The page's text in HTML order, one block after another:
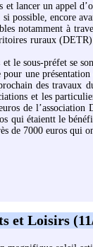
lancer un appel
possible, encore
notamment à
ruraux
le sous-préfet se
une
des travaux
et les
de
qui étaientt le
de 7000 euros qui
et Loisirs